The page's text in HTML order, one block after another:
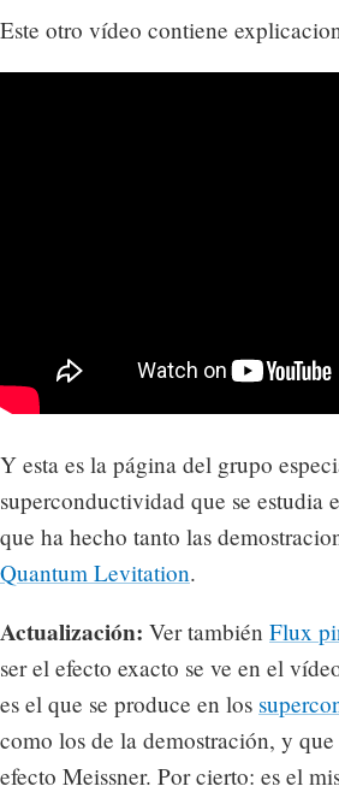
Este otro vídeo contiene
Y esta es la página del grupo
superconductividad que se estudia
que ha hecho tanto las
Quantum Levitation.
Actualización: Ver también Flux
ser el efecto exacto se ve en el
es el que se produce en los
como los de la demostración, y
efecto Meissner. Por cierto: es el